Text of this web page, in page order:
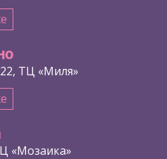
ТЦ «Миля»
«Мозаика»